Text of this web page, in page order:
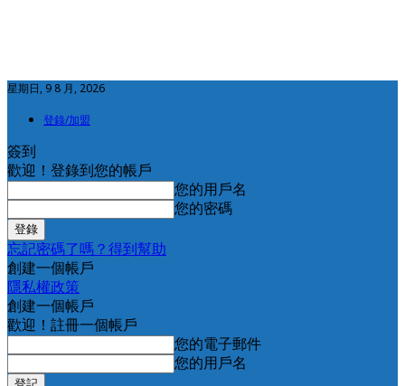
星期日, 9 8 月, 2026
登錄/加盟
簽到
歡迎！登錄到您的帳戶
您的用戶名
您的密碼
忘記密碼了嗎？得到幫助
創建一個帳戶
隱私權政策
創建一個帳戶
歡迎！註冊一個帳戶
您的電子郵件
您的用戶名